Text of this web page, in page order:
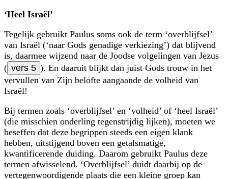
‘Heel Israël’
Tegelijk gebruikt Paulus soms ook de term ‘overblijfsel’
van Israël (‘naar Gods genadige verkiezing’) dat blijvend
is, daarmee wijzend naar de Joodse volgelingen van Jezus
( vers 5 ). En daaruit blijkt dan juist Gods trouw in het
vervullen van Zijn belofte aangaande de volheid van
Israël!
Bij termen zoals ‘overblijfsel’ en ‘volheid’ of ‘heel Israël’
(die misschien onderling tegenstrijdig lijken), moeten we
beseffen dat deze begrippen steeds een eigen klank
hebben, uitstijgend boven een getalsmatige,
kwantificerende duiding. Daarom gebruikt Paulus deze
termen afwisselend. ‘Overblijfsel’ duidt daarbij op de
vertegenwoordigende plaats die een kleine groep kan